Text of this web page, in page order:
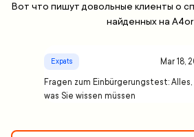
Вот что пишут довольные клиенты о
найденных на
Expats Mar 18,
Fragen zum Einbürgerungstest: Alles,
was Sie wissen müssen